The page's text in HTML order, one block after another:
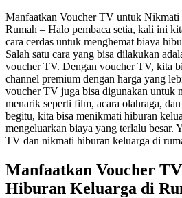
Manfaatkan Voucher TV untuk
Rumah – Halo pembaca setia, kali ini
cara cerdas untuk menghemat biaya
Salah satu cara yang bisa dilakukan
voucher TV. Dengan voucher TV, kita
channel premium dengan harga yang
voucher TV juga bisa digunakan untuk
menarik seperti film, acara olahraga,
begitu, kita bisa menikmati hiburan
mengeluarkan biaya yang terlalu besar.
TV dan nikmati hiburan keluarga di
Manfaatkan Voucher
Hiburan Keluarga di